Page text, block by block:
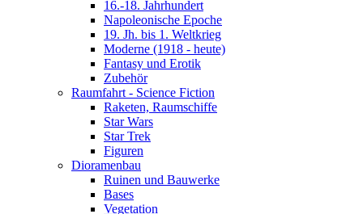
16.-18. Jahrhundert
Napoleonische Epoche
19. Jh. bis 1. Weltkrieg
Moderne (1918 - heute)
Fantasy und Erotik
Zubehör
Raumfahrt - Science Fiction
Raketen, Raumschiffe
Star Wars
Star Trek
Figuren
Dioramenbau
Ruinen und Bauwerke
Bases
Vegetation